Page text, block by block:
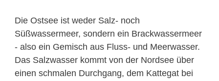
Die Ostsee ist weder Salz- noch
Süßwassermeer, sondern ein Brackwassermeer
- also ein Gemisch aus Fluss- und Meerwasser.
Das Salzwasser kommt von der Nordsee über
einen schmalen Durchgang, dem Kattegat bei